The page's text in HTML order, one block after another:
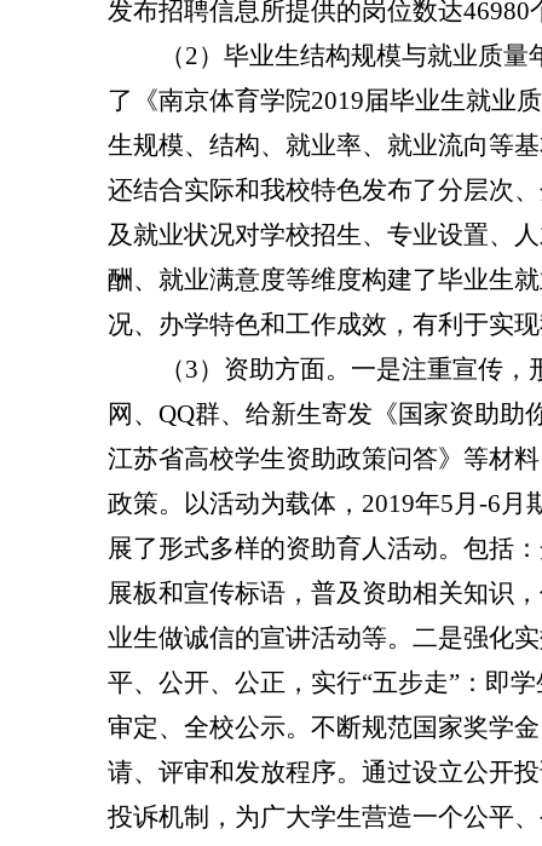
发布招聘信息所提供的岗位数达46980
（2）毕业生结构规模与就业质
了《南京体育学院2019届毕业生就业
生规模、结构、就业率、就业流向等
还结合实际和我校特色发布了分层次
及就业状况对学校招生、专业设置、
酬、就业满意度等维度构建了毕业生
况、办学特色和工作成效，有利于实
（3）资助方面。一是注重宣传
网、 QQ群、给新生寄发 《国家资助助
江苏省高校学生资助政策问答》 等材
政策。以活动为载体， 2019年5月 -6月
展了形式多样的资助育人活动。包括
展板和宣传标语，普及资助相关知识
业生做诚信的宣讲活动等。 二是强化
平、公开、公正，实行“五步走”：即
审定、全校公示。不断规范国家奖学
请、评审和发放程序。通过设立公开
投诉机制，为广大学生营造一个公平